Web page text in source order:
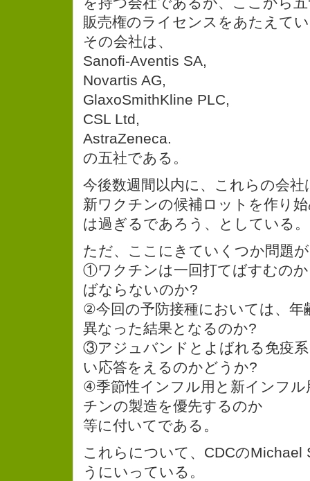
販売権のライセンスをあたえて
その会社は、
Sanofi-Aventis SA,
Novartis AG,
GlaxoSmithKline PLC,
CSL Ltd,
AstraZeneca.
の五社である。
今後数週間以内に、これらの会
新ワクチンの候補ロットを作り
は過ぎるであろう、としている。
ただ、ここにきていくつか問題
①ワクチンは一回打てばすむの
ばならないのか?
②今回の予防接種においては、年
異なった結果となるのか?
③アジュバンドとよばれる免疫
い応答をえるのかどうか?
④季節性インフル用と新インフ
チンの製造を優先するのか
等に付いてである。
これらについて、CDCのMichael
うにいっている。